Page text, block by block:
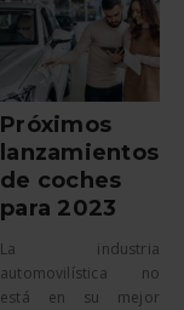
Próximos
lanzamientos
de coches
para 2023
La industria
automovilística no
está en su mejor